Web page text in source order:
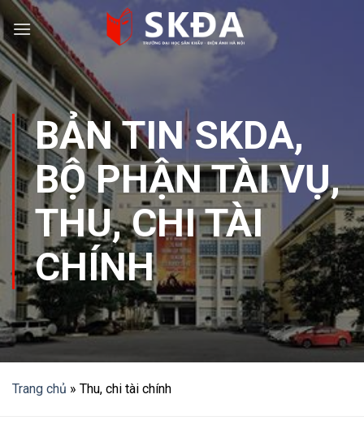
Skip
to
content
BẢN TIN SKDA,
BỘ PHẬN TÀI VỤ,
THU, CHI TÀI
CHÍNH
Trang chủ » Thu, chi tài chính